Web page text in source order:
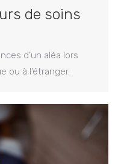
de soins
d’un aléa lors
ou à l’étranger.